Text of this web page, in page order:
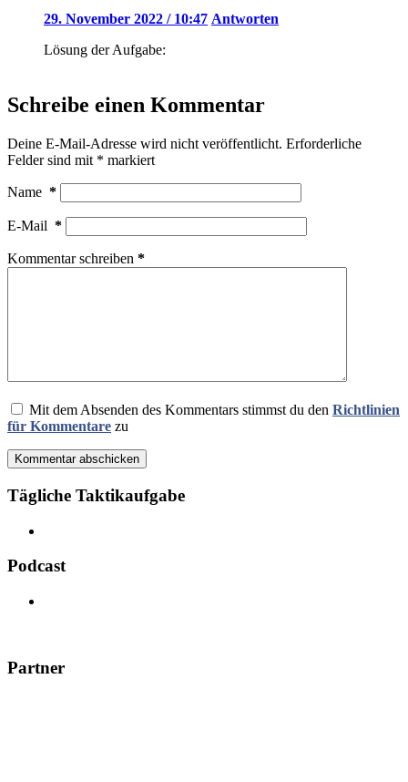
29. November 2022 / 10:47 Antworten
Lösung der Aufgabe:
Schreibe einen Kommentar
Deine E-Mail-Adresse wird nicht veröffentlicht. Erforderliche
Felder sind mit * markiert
Name *
E-Mail *
Kommentar schreiben *
Mit dem Absenden des Kommentars stimmst du den Richtlinien
für Kommentare zu
Kommentar abschicken
Tägliche Taktikaufgabe
Podcast
Partner